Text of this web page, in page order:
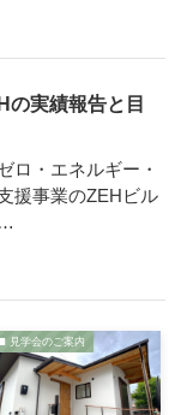
実績報告と目
ロ・エネルギー・
援事業のZEHビル
見学会のご案内